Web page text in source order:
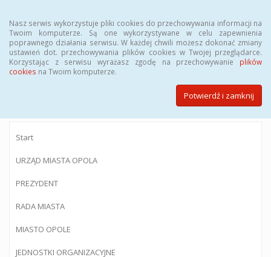
Nasz serwis wykorzystuje pliki cookies do przechowywania informacji na
Twoim komputerze. Są one wykorzystywane w celu zapewnienia
poprawnego działania serwisu. W każdej chwili możesz dokonać zmiany
ustawień dot. przechowywania plików cookies w Twojej przeglądarce.
Korzystając z serwisu wyrażasz zgodę na przechowywanie plików
cookies na Twoim komputerze.
Potwierdź i zamknij
BIULETYN INFORMACJI PUBLICZNEJ
Urzędu Miasta Opola
Start
URZĄD MIASTA OPOLA
PREZYDENT
RADA MIASTA
MIASTO OPOLE
JEDNOSTKI ORGANIZACYJNE